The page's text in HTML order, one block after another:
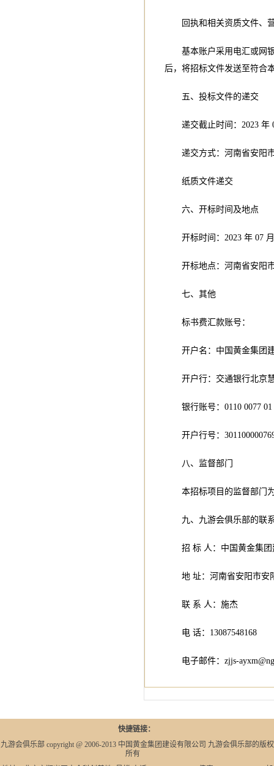
回执和相关资质文件、
基本账户采用电汇或网
后，将招标文件发送至符合
五、投标文件的递交
递交截止时间：2023 年
递交方式：河南省安阳
纸质文件递交
六、开标时间及地点
开标时间：2023 年 07
开标地点：河南省安阳
七、其他
标书费汇款账号：
开户名：中国黄金集团
开户行：交通银行北京
银行账号：0110 0077 01
开户行号：
八、监督部门
本招标项目的监督部门
九、九游会俱乐部的联
招 标 人：中国黄金集
地 址：河南省安阳市安
联 系 人：施杰
电 话：13087548168
电子邮件： zjjs-
快捷链接：
九游会俱乐部 copyright @ 2006-2013 中国黄金集团建设有限公司 九游会俱乐部的版权
所有